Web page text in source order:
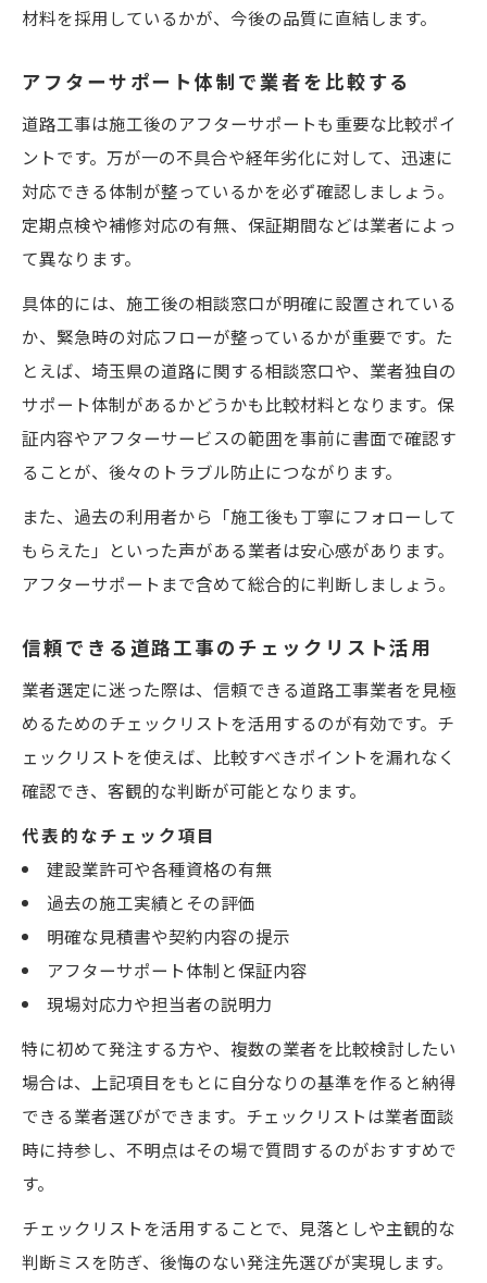
材料を採用しているかが、今後の品質に直結します。
アフターサポート体制で業者を比較する
道路工事は施工後のアフターサポートも重要な比較ポイ
ントです。万が一の不具合や経年劣化に対して、迅速に
対応できる体制が整っているかを必ず確認しましょう。
定期点検や補修対応の有無、保証期間などは業者によっ
て異なります。
具体的には、施工後の相談窓口が明確に設置されている
か、緊急時の対応フローが整っているかが重要です。た
とえば、埼玉県の道路に関する相談窓口や、業者独自の
サポート体制があるかどうかも比較材料となります。保
証内容やアフターサービスの範囲を事前に書面で確認す
ることが、後々のトラブル防止につながります。
また、過去の利用者から「施工後も丁寧にフォローして
もらえた」といった声がある業者は安心感があります。
アフターサポートまで含めて総合的に判断しましょう。
信頼できる道路工事のチェックリスト活用
業者選定に迷った際は、信頼できる道路工事業者を見極
めるためのチェックリストを活用するのが有効です。チ
ェックリストを使えば、比較すべきポイントを漏れなく
確認でき、客観的な判断が可能となります。
代表的なチェック項目
建設業許可や各種資格の有無
過去の施工実績とその評価
明確な見積書や契約内容の提示
アフターサポート体制と保証内容
現場対応力や担当者の説明力
特に初めて発注する方や、複数の業者を比較検討したい
場合は、上記項目をもとに自分なりの基準を作ると納得
できる業者選びができます。チェックリストは業者面談
時に持参し、不明点はその場で質問するのがおすすめで
す。
チェックリストを活用することで、見落としや主観的な
判断ミスを防ぎ、後悔のない発注先選びが実現します。